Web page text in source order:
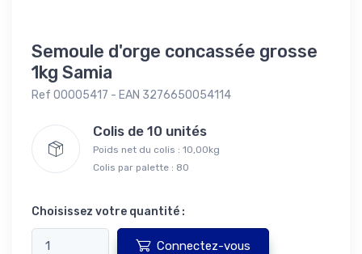
Semoule d'orge concassée grosse
1kg Samia
Ref 00005417 - EAN 3276650054114
Colis de 10 unités
Poids net du colis : 10,00kg
Colis par palette : 80
Choisissez votre quantité :
Connectez-vous